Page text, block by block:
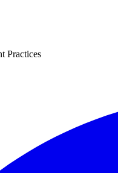
Practices